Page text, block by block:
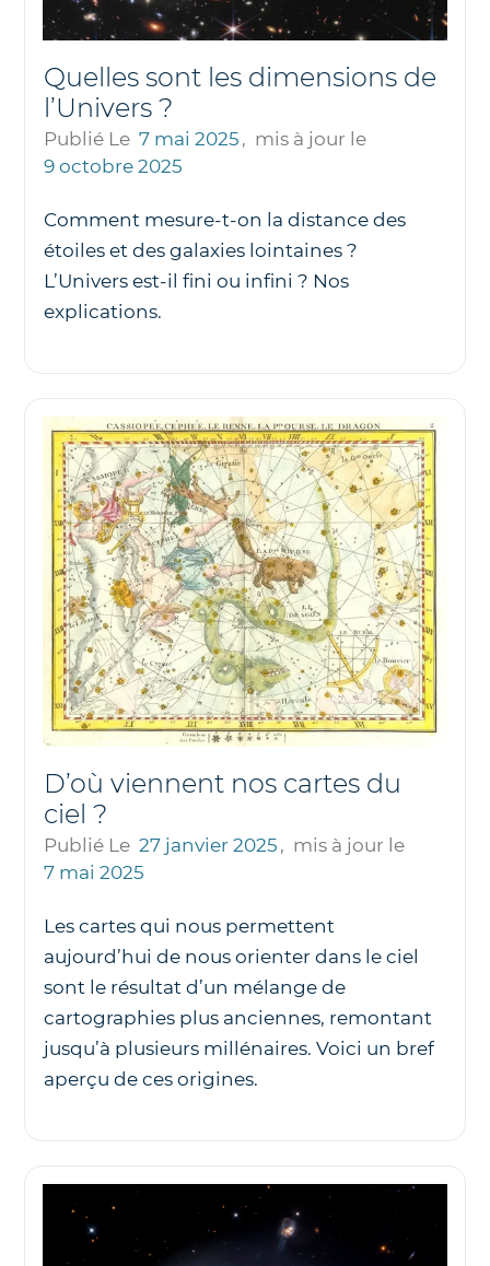
Quelles sont les dimensions de
l’Univers ?
Publié Le 7 mai 2025 , mis à jour le
9 octobre 2025
Comment mesure-t-on la distance des
étoiles et des galaxies lointaines ?
L’Univers est-il fini ou infini ? Nos
explications.
D’où viennent nos cartes du
ciel ?
Publié Le 27 janvier 2025 , mis à jour le
7 mai 2025
Les cartes qui nous permettent
aujourd’hui de nous orienter dans le ciel
sont le résultat d’un mélange de
cartographies plus anciennes, remontant
jusqu’à plusieurs millénaires. Voici un bref
aperçu de ces origines.